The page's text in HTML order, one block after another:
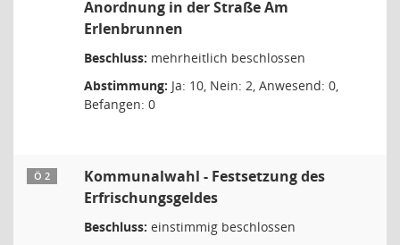
Anordnung in der Straße Am
Erlenbrunnen
Beschluss: mehrheitlich beschlossen
Abstimmung: Ja: 10, Nein: 2, Anwesend: 0,
Befangen: 0
Ö 2
Kommunalwahl - Festsetzung des
Erfrischungsgeldes
Beschluss: einstimmig beschlossen